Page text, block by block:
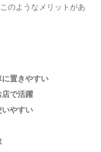
のようなメリットがあ
置きやすい
店で活躍
いやすい